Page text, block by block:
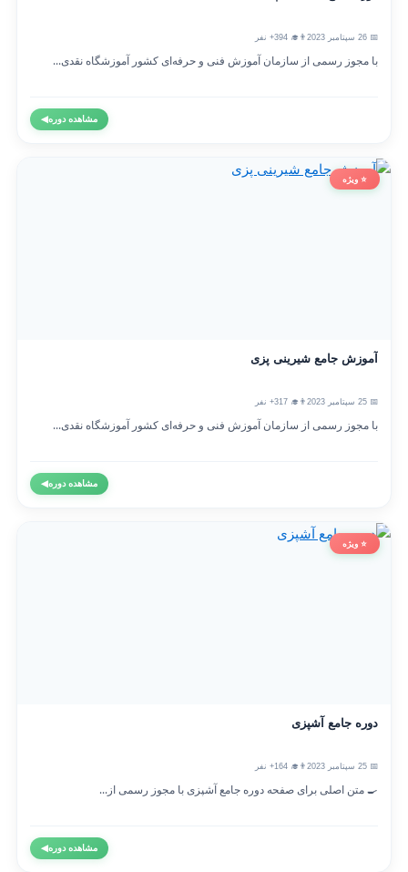
👨‍🎓 394+ نفر
با مجوز رسمی از سازمان آموزش فنی و حرفه‌ای کشور آموزشگاه نقدی...
مشاهده دوره◀
⭐ ویژه
آموزش جامع شیرینی پزی
👨‍🎓 317+ نفر
با مجوز رسمی از سازمان آموزش فنی و حرفه‌ای کشور آموزشگاه نقدی...
مشاهده دوره◀
⭐ ویژه
دوره جامع آشپزی
👨‍🎓 164+ نفر
🍳 متن اصلی برای صفحه دوره جامع آشپزی با مجوز رسمی از...
مشاهده دوره◀